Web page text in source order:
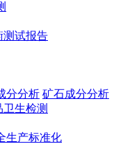
测试报告
分分析 矿石成分分析
生检测
生产标准化